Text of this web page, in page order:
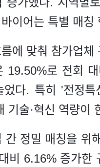
이어는 특별 매
에 맞춰 참가업
19.50%로 전회
었다. 특히 '전정
기술·혁신 역량이
간 정밀 매칭을
비 6.16% 증가한